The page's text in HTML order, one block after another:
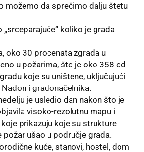
možemo da sprečimo dalju štetu
„srceparajuće“ koliko je grada
oko 30 procenata zgrada u
u požarima, što je oko 358 od
koje su uništene, uključujući
i gradonačelnika.
je usledio dan nakon što je
visoko-rezolutnu mapu i
prikazuju koje su strukture
požar ušao u područje grada.
kuće, stanovi, hostel, dom